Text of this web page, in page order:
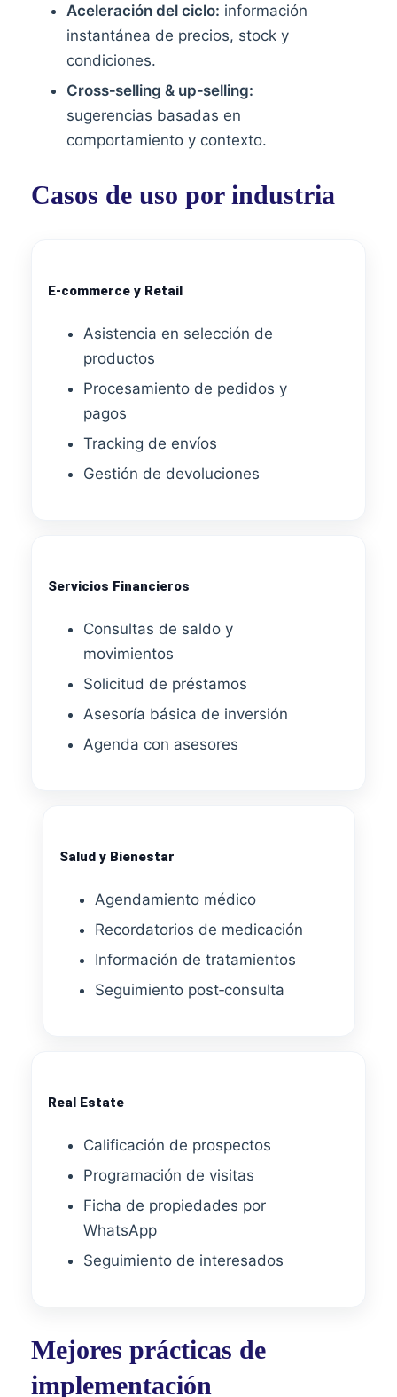
Aceleración del ciclo: información
instantánea de precios, stock y
condiciones.
Cross‑selling & up‑selling:
sugerencias basadas en
comportamiento y contexto.
Casos de uso por industria
E‑commerce y Retail
Asistencia en selección de
productos
Procesamiento de pedidos y
pagos
Tracking de envíos
Gestión de devoluciones
Servicios Financieros
Consultas de saldo y
movimientos
Solicitud de préstamos
Asesoría básica de inversión
Agenda con asesores
Salud y Bienestar
Agendamiento médico
Recordatorios de medicación
Información de tratamientos
Seguimiento post‑consulta
Real Estate
Calificación de prospectos
Programación de visitas
Ficha de propiedades por
WhatsApp
Seguimiento de interesados
Mejores prácticas de
implementación